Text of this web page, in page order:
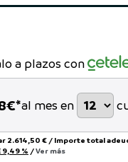
a plazos con
€*al mes en
2.614,50 € / Importe total
9,49 % /Ver más